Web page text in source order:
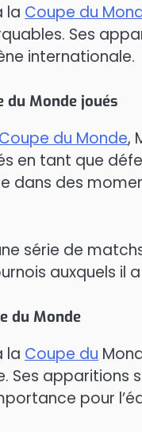
la Coupe du
Ses
internationale.
du Monde joués
du Monde,
en tant que
dans des
série de
auxquels il
du Monde
la Coupe du
Ses
pour